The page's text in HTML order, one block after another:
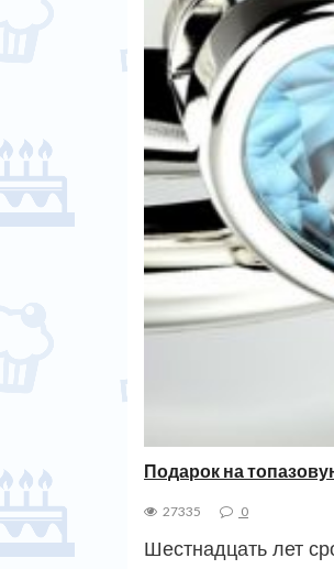
Подарок на
27335 0
Шестнадцать лет